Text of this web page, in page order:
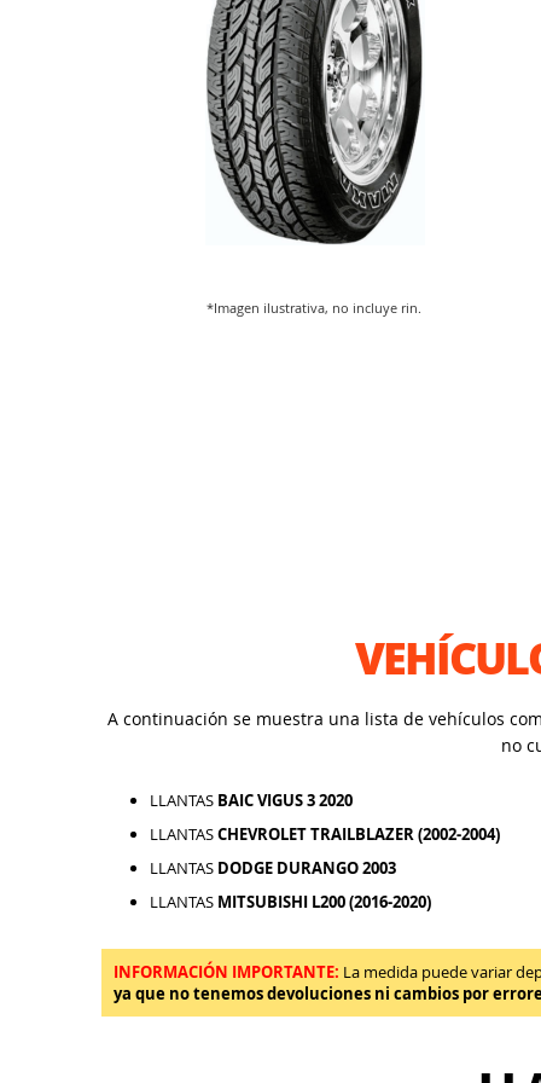
*Imagen ilustrativa, no incluye rin.
A continuación se muestra una lista de vehículos
no
LLANTAS BAIC VIGUS 3 2020
LLANTASCHEVROLET TRAILBLAZER (2002-2004)
LLANTAS DODGE DURANGO 2003
LLANTAS MITSUBISHI L200 (2016-2020)
INFORMACIÓN IMPORTANTE: La medida puede variar
ya que no tenemos devoluciones ni cambios por